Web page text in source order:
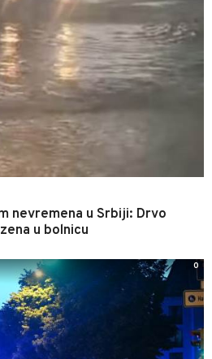
nevremena u Srbiji: Drvo
u bolnicu
0